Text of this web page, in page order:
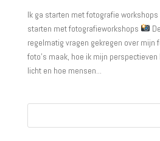
Ik ga starten met fotografie workshops
starten met fotografieworkshops
regelmatig vragen gekregen over mijn
foto’s maak, hoe ik mijn
licht en hoe mensen...